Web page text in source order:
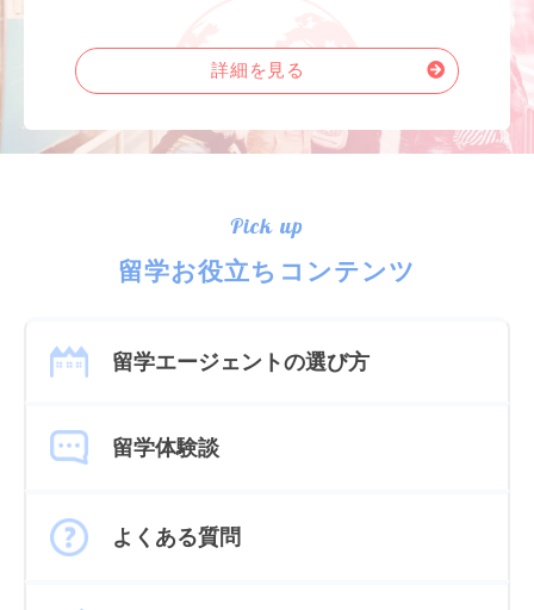
詳細を見る
Pick up
留学お役立ちコンテンツ
留学エージェントの選び方
留学体験談
よくある質問